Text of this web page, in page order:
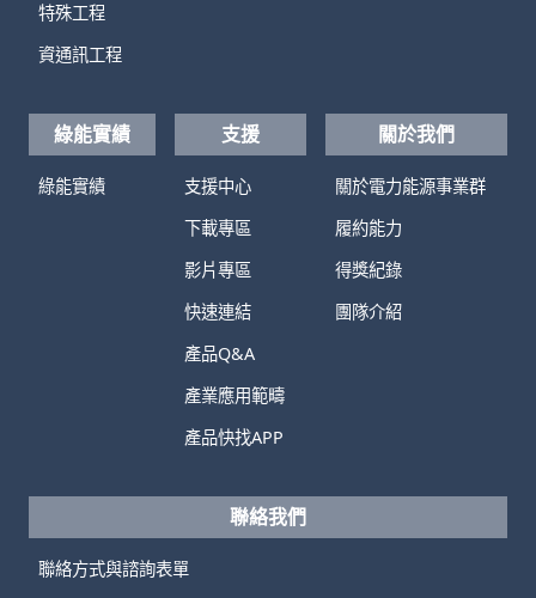
特殊工程
資通訊工程
綠能實績
綠能實績
支援
支援中心
下載專區
影片專區
快速連結
產品Q&A
產業應用範疇
產品快找APP
關於我們
關於電力能源事業群
履約能力
得獎紀錄
團隊介紹
聯絡我們
聯絡方式與諮詢表單